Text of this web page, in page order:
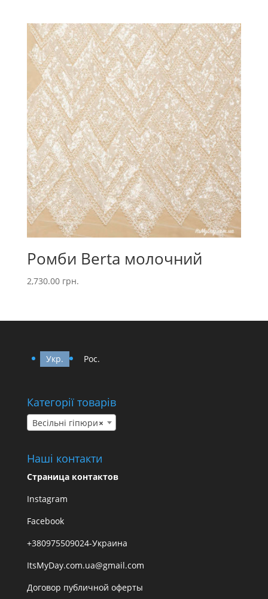
Ромби Berta молочний
2,730.00 грн.
Укр. Рос.
Категорії товарів
×
Весільні гіпюри
Наші контакти
Страница контактов
Instagram
Facebook
+380975509024-Украина
ItsMyDay.com.ua@gmail.com
Договор публичной оферты